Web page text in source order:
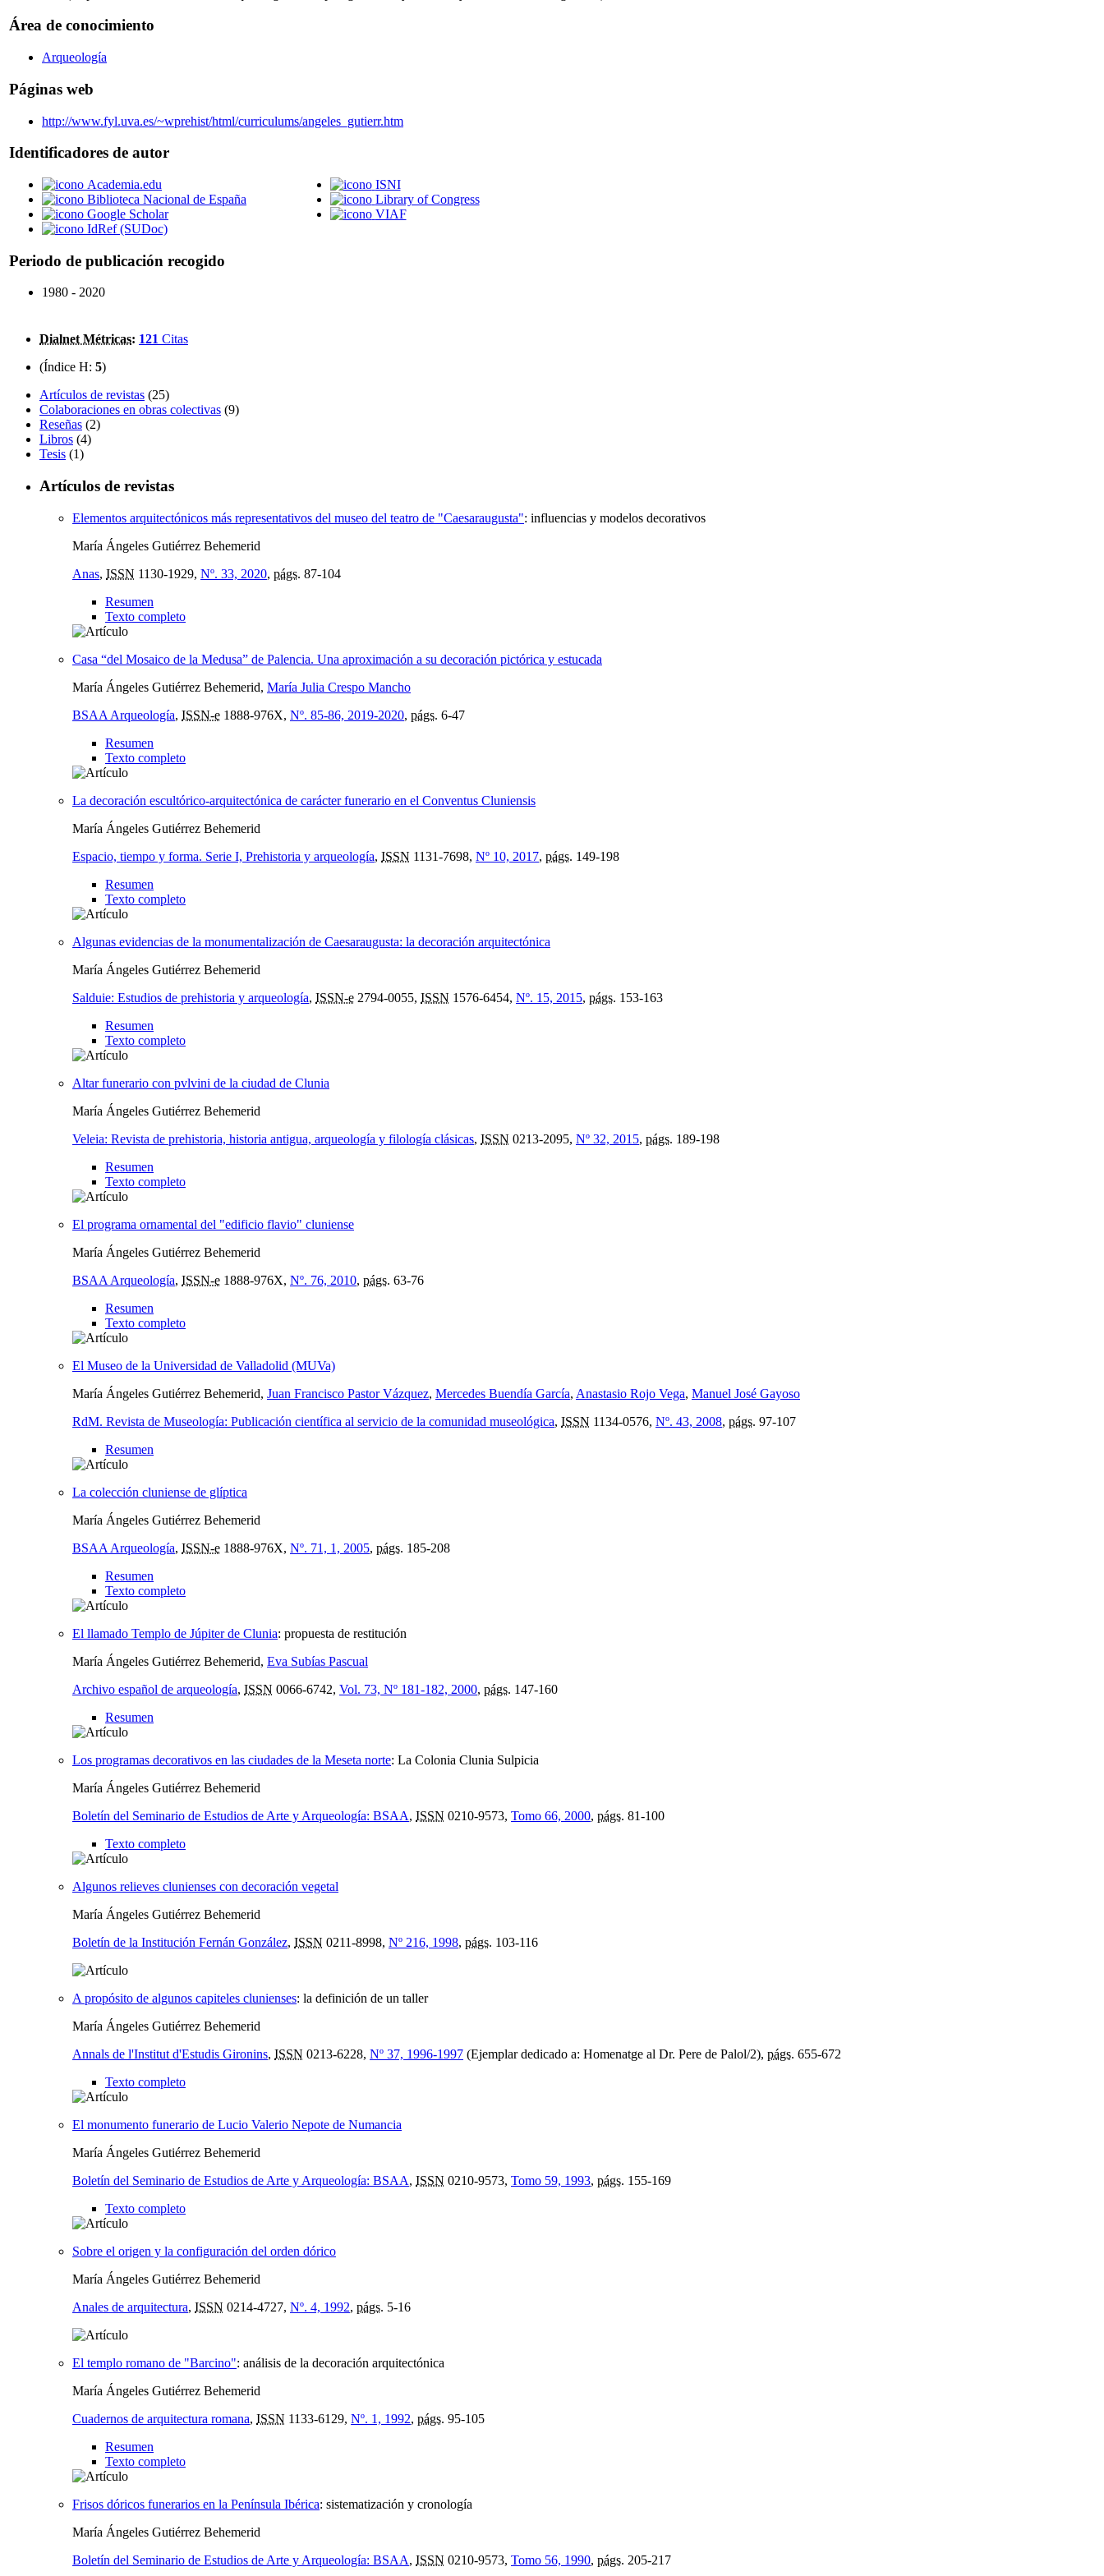
Área de conocimiento
Arqueología
Páginas web
http://www.fyl.uva.es/~wprehist/html/curriculums/angeles_gutierr.htm
Identificadores de autor
Academia.edu
Biblioteca Nacional de España
Google Scholar
IdRef (SUDoc)
ISNI
Library of Congress
VIAF
Periodo de publicación recogido
1980 - 2020
Dialnet Métricas: 121 Citas
(Índice H: 5)
Artículos de revistas (25)
Colaboraciones en obras colectivas (9)
Reseñas (2)
Libros (4)
Tesis (1)
Artículos de revistas
Elementos arquitectónicos más representativos del museo del teatro de "Caesaraugusta": influencias y modelos decorativos
María Ángeles Gutiérrez Behemerid
Anas, ISSN 1130-1929, Nº. 33, 2020, págs. 87-104
Resumen
Texto completo
Casa “del Mosaico de la Medusa” de Palencia. Una aproximación a su decoración pictórica y estucada
María Ángeles Gutiérrez Behemerid, María Julia Crespo Mancho
BSAA Arqueología, ISSN-e 1888-976X, Nº. 85-86, 2019-2020, págs. 6-47
Resumen
Texto completo
La decoración escultórico-arquitectónica de carácter funerario en el Conventus Cluniensis
María Ángeles Gutiérrez Behemerid
Espacio, tiempo y forma. Serie I, Prehistoria y arqueología, ISSN 1131-7698, Nº 10, 2017, págs. 149-198
Resumen
Texto completo
Algunas evidencias de la monumentalización de Caesaraugusta: la decoración arquitectónica
María Ángeles Gutiérrez Behemerid
Salduie: Estudios de prehistoria y arqueología, ISSN-e 2794-0055, ISSN 1576-6454, Nº. 15, 2015, págs. 153-163
Resumen
Texto completo
Altar funerario con pvlvini de la ciudad de Clunia
María Ángeles Gutiérrez Behemerid
Veleia: Revista de prehistoria, historia antigua, arqueología y filología clásicas, ISSN 0213-2095, Nº 32, 2015, págs. 189-198
Resumen
Texto completo
El programa ornamental del "edificio flavio" cluniense
María Ángeles Gutiérrez Behemerid
BSAA Arqueología, ISSN-e 1888-976X, Nº. 76, 2010, págs. 63-76
Resumen
Texto completo
El Museo de la Universidad de Valladolid (MUVa)
María Ángeles Gutiérrez Behemerid, Juan Francisco Pastor Vázquez, Mercedes Buendía García, Anastasio Rojo Vega, Manuel José Gayoso
RdM. Revista de Museología: Publicación científica al servicio de la comunidad museológica, ISSN 1134-0576, Nº. 43, 2008, págs. 97-107
Resumen
La colección cluniense de glíptica
María Ángeles Gutiérrez Behemerid
BSAA Arqueología, ISSN-e 1888-976X, Nº. 71, 1, 2005, págs. 185-208
Resumen
Texto completo
El llamado Templo de Júpiter de Clunia: propuesta de restitución
María Ángeles Gutiérrez Behemerid, Eva Subías Pascual
Archivo español de arqueología, ISSN 0066-6742, Vol. 73, Nº 181-182, 2000, págs. 147-160
Resumen
Los programas decorativos en las ciudades de la Meseta norte: La Colonia Clunia Sulpicia
María Ángeles Gutiérrez Behemerid
Boletín del Seminario de Estudios de Arte y Arqueología: BSAA, ISSN 0210-9573, Tomo 66, 2000, págs. 81-100
Texto completo
Algunos relieves clunienses con decoración vegetal
María Ángeles Gutiérrez Behemerid
Boletín de la Institución Fernán González, ISSN 0211-8998, Nº 216, 1998, págs. 103-116
A propósito de algunos capiteles clunienses: la definición de un taller
María Ángeles Gutiérrez Behemerid
Annals de l'Institut d'Estudis Gironins, ISSN 0213-6228, Nº 37, 1996-1997 (Ejemplar dedicado a: Homenatge al Dr. Pere de Palol/2), págs. 655-672
Texto completo
El monumento funerario de Lucio Valerio Nepote de Numancia
María Ángeles Gutiérrez Behemerid
Boletín del Seminario de Estudios de Arte y Arqueología: BSAA, ISSN 0210-9573, Tomo 59, 1993, págs. 155-169
Texto completo
Sobre el origen y la configuración del orden dórico
María Ángeles Gutiérrez Behemerid
Anales de arquitectura, ISSN 0214-4727, Nº. 4, 1992, págs. 5-16
El templo romano de "Barcino": análisis de la decoración arquitectónica
María Ángeles Gutiérrez Behemerid
Cuadernos de arquitectura romana, ISSN 1133-6129, Nº. 1, 1992, págs. 95-105
Resumen
Texto completo
Frisos dóricos funerarios en la Península Ibérica: sistematización y cronología
María Ángeles Gutiérrez Behemerid
Boletín del Seminario de Estudios de Arte y Arqueología: BSAA, ISSN 0210-9573, Tomo 56, 1990, págs. 205-217